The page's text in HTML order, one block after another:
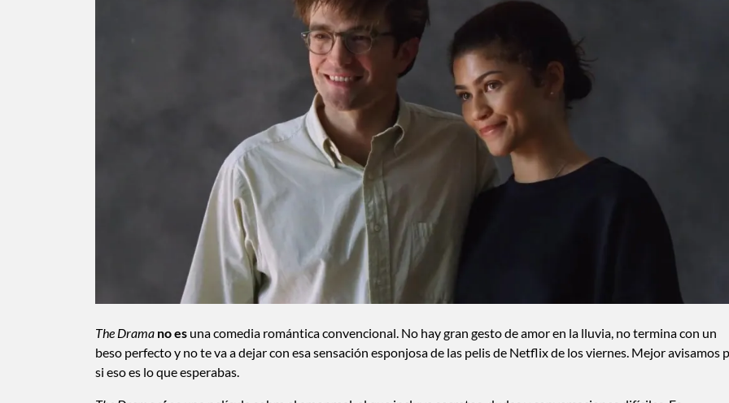
The Drama no es una comedia romántica convencional. No hay gran gesto de amor en la lluvia, no termina con un
beso perfecto y no te va a dejar con esa sensación esponjosa de las pelis de Netflix de los viernes. Mejor avisamos
si eso es lo que esperabas.